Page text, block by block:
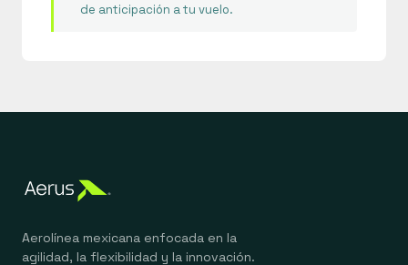
de anticipación a tu vuelo.
Aerolínea mexicana enfocada en la
agilidad, la flexibilidad y la innovación.